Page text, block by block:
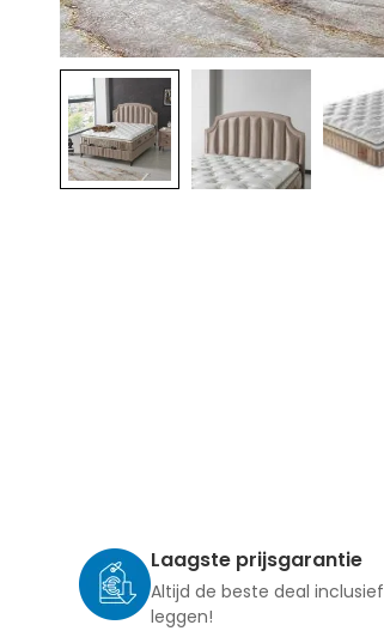
Laagste prijsgarantie
Altijd de beste deal inclusief
leggen!